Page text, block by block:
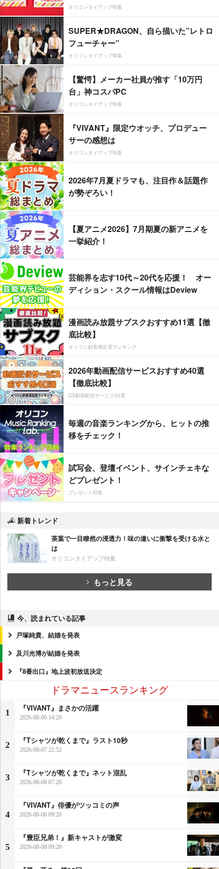
オリコンタイアップ特集
SUPER★DRAGON、自ら描いた”レトロ
フューチャー”
オリコンタイアップ特集
【驚愕】メーカー社員が推す「10万円
台」神コスパPC
オリコンタイアップ特集
『VIVANT』限定ウオッチ、プロデュー
サーの感想は
オリコンタイアップ特集
2026年7月夏ドラマも、注目作＆話題作
が勢ぞろい！
【夏アニメ2026】7月期夏の新アニメを
一挙紹介！
芸能界を志す10代～20代を応援！ オー
ディション・スクール情報はDeview
漫画読み放題サブスクおすすめ11選【徹
底比較】
オリコン顧客満足度ランキング
2026年動画配信サービスおすすめ40選
【徹底比較】
CS動画配信サービス20選
毎週の音楽ランキングから、ヒットの推
移をチェック！
試写会、登壇イベント、サインチェキな
どプレゼント！
プレゼント特集
新着トレンド
茶葉で一目瞭然の浸透力！味の違いに衝撃を受ける水と
は
オリコンタイアップ特集
もっと見る
今、読まれている記事
戸塚純貴、結婚を発表
及川光博が結婚を発表
『8番出口』地上波初放送決定
ドラマニュースランキング
1
『VIVANT』まさかの活躍
2026-08-06 14:20
2
『Tシャツが乾くまで』ラスト10秒
2026-08-07 22:52
3
『Tシャツが乾くまで』ネット混乱
2026-08-08 07:20
4
『VIVANT』俳優がツッコミの声
2026-08-06 09:20
5
『豊臣兄弟！』新キャストが激変
2026-08-08 09:20